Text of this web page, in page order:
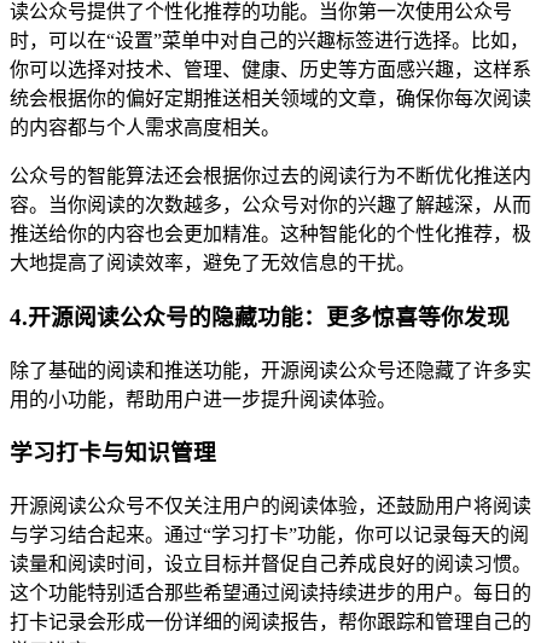
读公众号提供了个性化推荐的功能。当你第一次使用公众号
时，可以在“设置”菜单中对自己的兴趣标签进行选择。比如，
你可以选择对技术、管理、健康、历史等方面感兴趣，这样系
统会根据你的偏好定期推送相关领域的文章，确保你每次阅读
的内容都与个人需求高度相关。
公众号的智能算法还会根据你过去的阅读行为不断优化推送内
容。当你阅读的次数越多，公众号对你的兴趣了解越深，从而
推送给你的内容也会更加精准。这种智能化的个性化推荐，极
大地提高了阅读效率，避免了无效信息的干扰。
4.开源阅读公众号的隐藏功能：更多惊喜等你发现
除了基础的阅读和推送功能，开源阅读公众号还隐藏了许多实
用的小功能，帮助用户进一步提升阅读体验。
学习打卡与知识管理
开源阅读公众号不仅关注用户的阅读体验，还鼓励用户将阅读
与学习结合起来。通过“学习打卡”功能，你可以记录每天的阅
读量和阅读时间，设立目标并督促自己养成良好的阅读习惯。
这个功能特别适合那些希望通过阅读持续进步的用户。每日的
打卡记录会形成一份详细的阅读报告，帮你跟踪和管理自己的